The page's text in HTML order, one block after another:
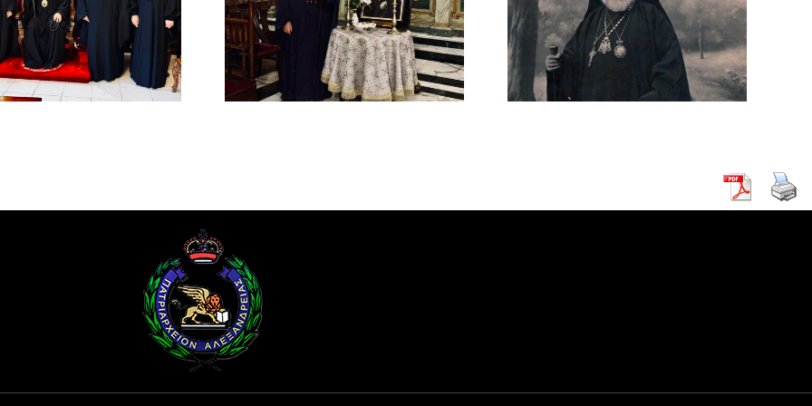
ΠΑΤΡΙΑΡΧΟΥ
ΑΛΕΞΑΝΔΡΕΙΑΣ
ΜΕΛΕΤΙΟΥ Β΄ (
ΜΕΤΑΞΑΚΗ )
Οραματιστής
Αλεξανδρινός
Προκαθήμενος